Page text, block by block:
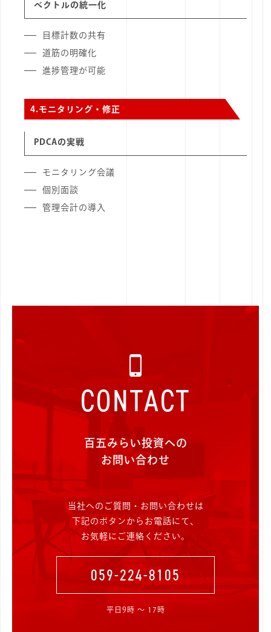
ベクトルの統一化
目標計数の共有
道筋の明確化
進捗管理が可能
4. モニタリング・修正
PDCAの実戦
モニタリング会議
個別面談
管理会計の導入
CONTACT
百五みらい投資への
お問い合わせ
当社へのご質問・お問い合わせは
下記のボタンからお電話にて、
お気軽にご連絡ください。
059-224-8105
平日9時 〜 17時